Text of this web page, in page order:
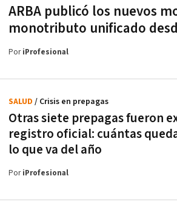
ARBA publicó los nuevos
monotributo unificado
PoriProfesional
Otras siete prepagas fueron
registro oficial: cuántas
lo que va del año
SALUD / Crisis en prepagas
PoriProfesional